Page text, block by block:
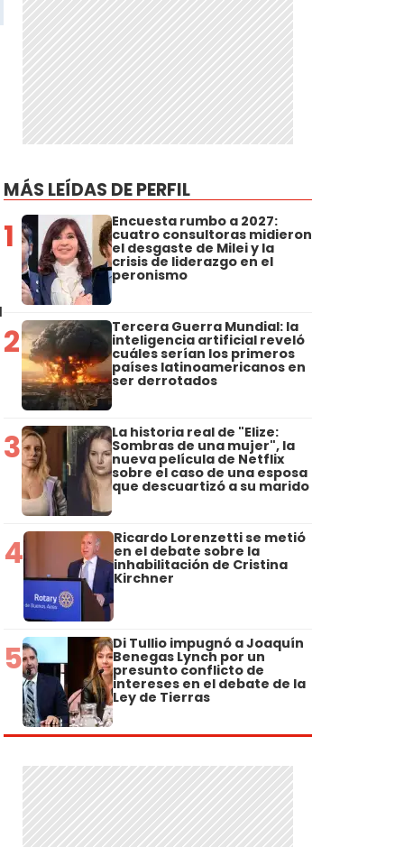
MÁS LEÍDAS DE PERFIL
1 Encuesta rumbo a 2027:
cuatro consultoras midieron
el desgaste de Milei y la
crisis de liderazgo en el
peronismo
2 Tercera Guerra Mundial: la
inteligencia artificial reveló
cuáles serían los primeros
países latinoamericanos en
ser derrotados
3 La historia real de "Elize:
Sombras de una mujer", la
nueva película de Netflix
sobre el caso de una esposa
que descuartizó a su marido
4 Ricardo Lorenzetti se metió
en el debate sobre la
inhabilitación de Cristina
Kirchner
5 Di Tullio impugnó a Joaquín
Benegas Lynch por un
presunto conflicto de
intereses en el debate de la
Ley de Tierras